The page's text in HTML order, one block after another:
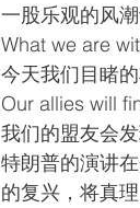
一股乐观的风
What we are
今天我们目睹
Our allies will
我们的盟友会
特朗普的演讲
的复兴，将真